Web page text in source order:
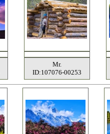
Mr.
ID:107076-00253